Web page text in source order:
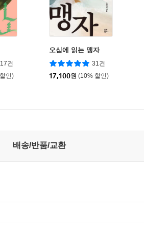
건
인)
오십에 읽는 맹자
31건
17,100원 (10% 할인)
배송/반품/교환